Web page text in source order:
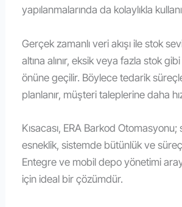
yapılanmalarında da kolaylıkla
Gerçek zamanlı veri akışı ile stok
altına alınır, eksik veya fazla stok
önüne geçilir. Böylece tedarik
planlanır, müşteri taleplerine daha
Kısacası, ERA Barkod Otomasyonu;
esneklik, sistemde bütünlük ve
Entegre ve mobil depo yönetimi
için ideal bir çözümdür.